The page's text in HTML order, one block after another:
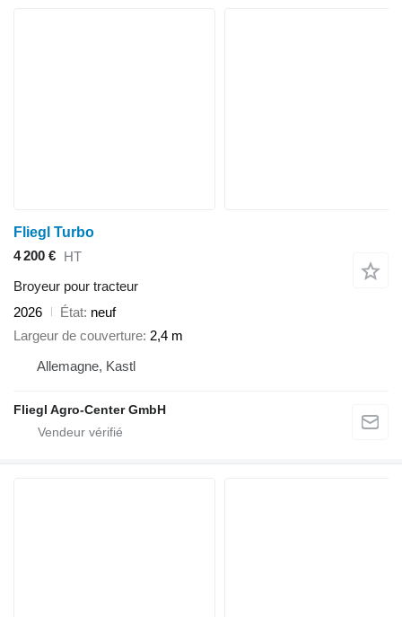
Fliegl Turbo
4 200 € HT
Broyeur pour tracteur
2026
État neuf
Largeur de couverture 2,4 m
Allemagne, Kastl
Fliegl Agro-Center GmbH